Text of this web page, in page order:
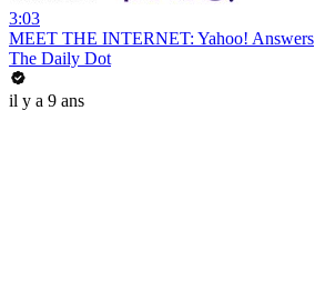
3:03
MEET THE INTERNET: Yahoo! Answers
The Daily Dot
il y a 9 ans